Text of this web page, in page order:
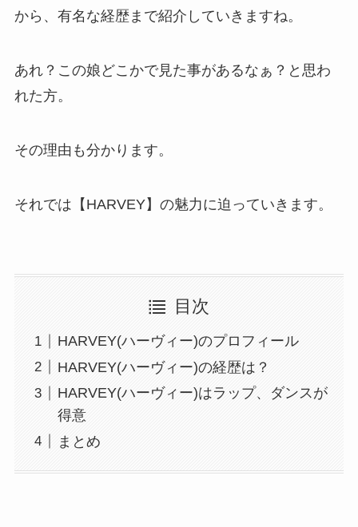
から、有名な経歴まで紹介していきますね。
あれ？この娘どこかで見た事があるなぁ？と思わ
れた方。
その理由も分かります。
それでは【HARVEY】の魅力に迫っていきます。
目次
HARVEY(ハーヴィー)のプロフィール
HARVEY(ハーヴィー)の経歴は？
HARVEY(ハーヴィー)はラップ、ダンスが
得意
まとめ